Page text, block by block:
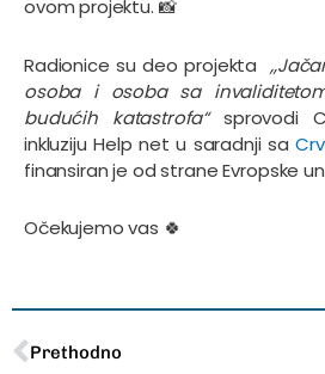
ovom projektu. 📸
Radionice su deo projekta
osoba i osoba sa
budućih katastrofa“sprovodi
inkluziju Help net u saradnji sa
finansiran je od strane Evropske
Očekujemo vas 🍀
Prev
Prethodno